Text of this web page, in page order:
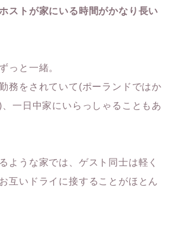
ストが家にいる時間がかなり長い
っと一緒。
務をされていて(ポーランドではか
一日中家にいらっしゃることもあ
ような家では、ゲスト同士は軽く
互いドライに接することがほとん